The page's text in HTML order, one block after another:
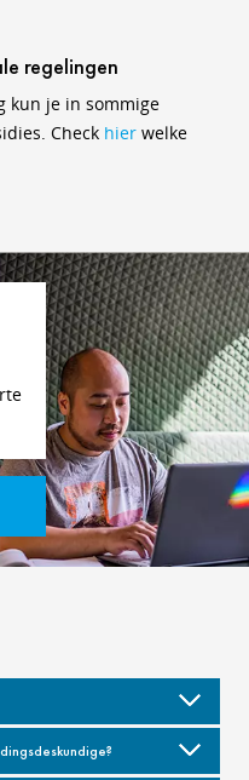
regelingen
kun je in sommige
Check hier welke